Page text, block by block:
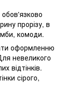
прорізу, в
комоди.
оформленню
невеликого
відтінків.
сірого,